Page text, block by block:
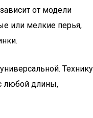
от модели
или мелкие перья,
Технику
любой длины,